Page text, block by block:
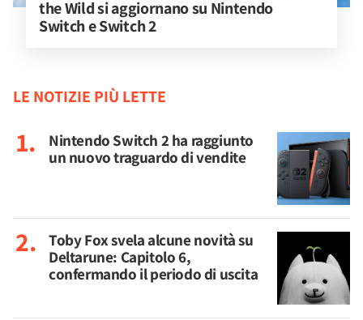
the Wild si aggiornano su Nintendo
Switch e Switch 2
LE NOTIZIE PIÙ LETTE
Nintendo Switch 2 ha raggiunto
un nuovo traguardo di vendite
Toby Fox svela alcune novità su
Deltarune: Capitolo 6,
confermando il periodo di uscita